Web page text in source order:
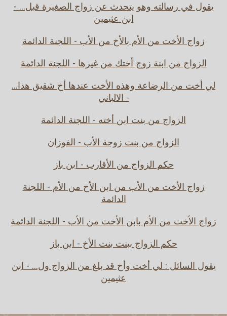
يقول في رسالته وهو يتحدث عن زواج الصغيرة قبل... -
ابن عثيمين
زواج الأخت من الأم بالأخ من الأب - اللجنة الدائمة
الزواج من ابنة زوج أختك من غيرها - اللجنة الدائمة
لي أخت من الرضاعة وهذه الأخت عندها أخ شقيق هذا...
- الالباني
الزواج من بنت ابن أخته - اللجنة الدائمة
الزواج من بنت زوجة الأب - الفوزان
حكم الزواج من الأقارب - ابن باز
زواج الأخت من الأب من ابن الأخ من الأم - اللجنة
الدائمة
زواج الأخت من الأم بابن الأخت من الأب - اللجنة الدائمة
حكم الزواج ببنت بنت الأخ - ابن باز
يقول السائل : لي أخت وأخ قد بلغ من الزواج ول... - ابن
عثيمين